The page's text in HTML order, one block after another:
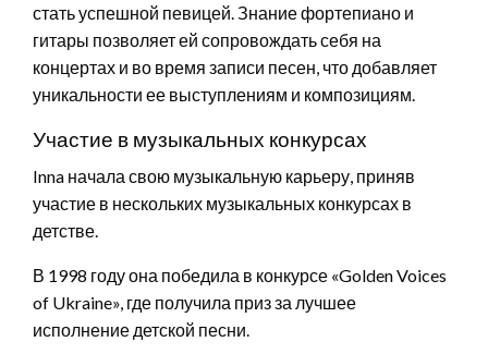
стать успешной певицей. Знание фортепиано и
гитары позволяет ей сопровождать себя на
концертах и во время записи песен, что добавляет
уникальности ее выступлениям и композициям.
Участие в музыкальных конкурсах
Inna начала свою музыкальную карьеру, приняв
участие в нескольких музыкальных конкурсах в
детстве.
В 1998 году она победила в конкурсе «Golden Voices
of Ukraine», где получила приз за лучшее
исполнение детской песни.